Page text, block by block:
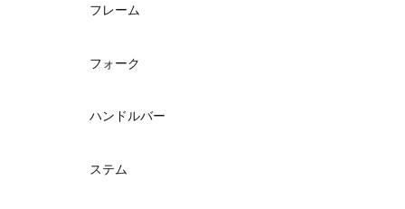
フレーム
フォーク
ハンドルバー
ステム